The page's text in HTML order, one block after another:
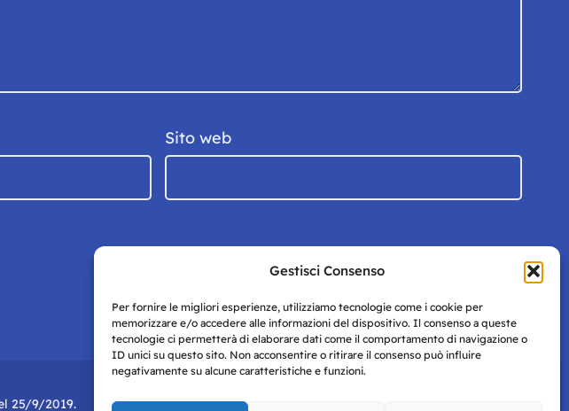
Gestisci Consenso
Per fornire le migliori esperienze, utilizziamo tecnologie come i cookie per
memorizzare e/o accedere alle informazioni del dispositivo. Il consenso a queste
tecnologie ci permetterà di elaborare dati come il comportamento di navigazione o
ID unici su questo sito. Non acconsentire o ritirare il consenso può influire
negativamente su alcune caratteristiche e funzioni.
Sito web
25/9/2019.